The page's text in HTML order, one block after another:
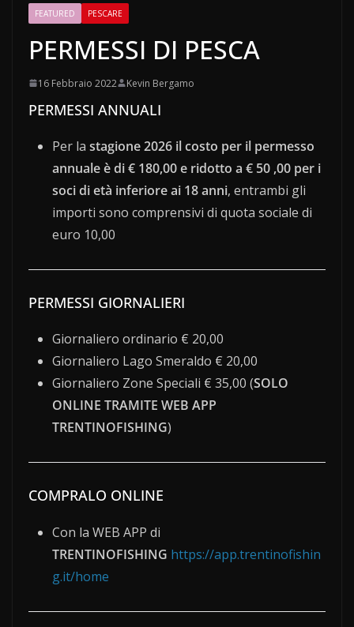
FEATURED PESCARE
PERMESSI DI PESCA
16 Febbraio 2022 Kevin Bergamo
PERMESSI ANNUALI
Per la stagione 2026 il costo per il permesso
annuale è di € 180,00 e ridotto a € 50 ,00 per i
soci di età inferiore ai 18 anni, entrambi gli
importi sono comprensivi di quota sociale di
euro 10,00
PERMESSI GIORNALIERI
Giornaliero ordinario € 20,00
Giornaliero Lago Smeraldo € 20,00
Giornaliero Zone Speciali € 35,00 (SOLO
ONLINE TRAMITE WEB APP
TRENTINOFISHING)
COMPRALO ONLINE
Con la WEB APP di
TRENTINOFISHING https://app.trentinofishin
g.it/home